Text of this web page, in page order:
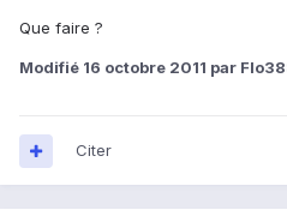
Que faire ?
Modifié 16 octobre 2011 par
Citer